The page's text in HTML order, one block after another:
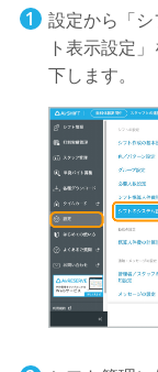
設定から「
ト表示設定
下します。